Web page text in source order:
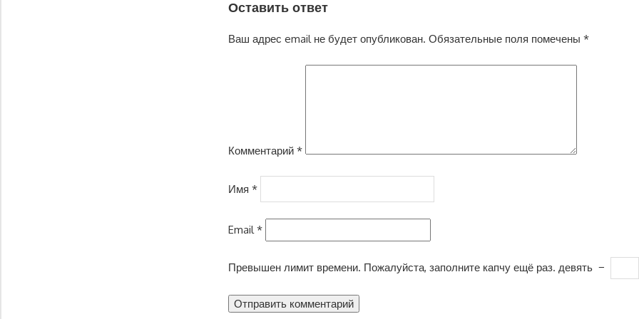
Оставить ответ
Ваш адрес email не будет опубликован. Обязательные поля помечены*
Комментарий*
Имя*
Email*
Превышен лимит времени. Пожалуйста, заполните капчу ещё раз. девять −